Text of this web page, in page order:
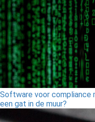
Software voor compliance
een gat in de muur?